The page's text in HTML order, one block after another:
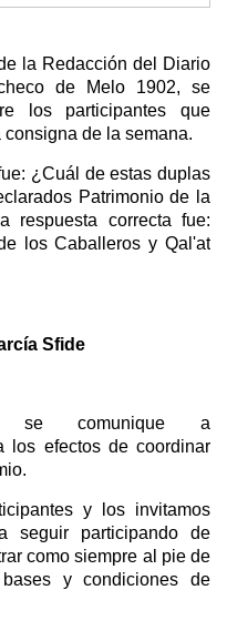
la Redacción del Diario
de Melo 1902, se
los participantes que
de la semana.
¿Cuál de estas duplas
Patrimonio de la
respuesta correcta fue:
los Caballeros y Qal'at
Sfide
se comunique a
los efectos de coordinar
y los invitamos
seguir participando de
como siempre al pie de
y condiciones de